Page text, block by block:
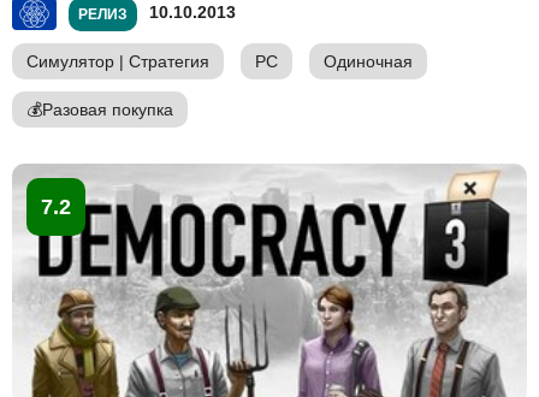
РЕЛИЗ 10.10.2013
Симулятор | Стратегия PC Одиночная
💰Разовая покупка
7.2